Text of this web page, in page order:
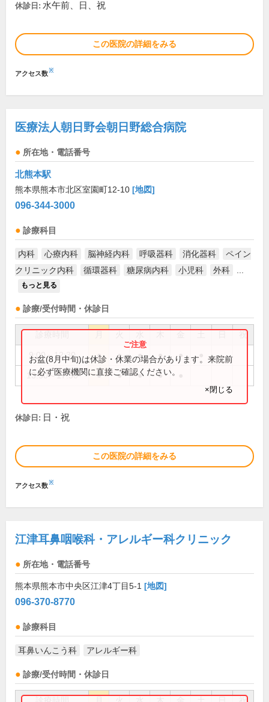
休診日: 水午前、日、祝
この医院の詳細をみる
アクセス数※
医療法人朝日野会朝日野総合病院
所在地・電話番号
北熊本駅
熊本県熊本市北区室園町12-10 [地図]
096-344-3000
診療科目
内科 心療内科 脳神経内科 呼吸器科 消化器科
ペイン
クリニック内科
循環器科 糖尿病内科 小児科 外科
もっと見る
診療/受付時間・休診日
祝
9:00～12:30 ● ● ● ● ●
13:30～17:30 ● ● ● ●
お盆(8月中旬)は休診・休業の場合があります。来院前
に必ず医療機関に直接ご確認ください。
×閉じる
休診日: 日・祝
この医院の詳細をみる
アクセス数※
江津耳鼻咽喉科・アレルギー科クリニック
所在地・電話番号
熊本県熊本市中央区江津4丁目5-1 [地図]
096-370-8770
診療科目
耳鼻いんこう科 アレルギー科
診療/受付時間・休診日